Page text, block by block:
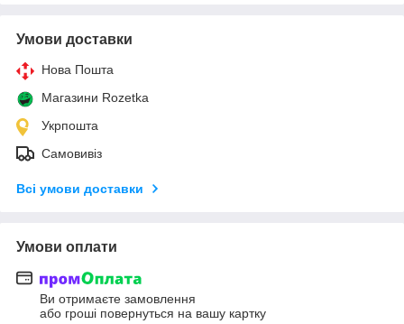
Умови доставки
Нова Пошта
Магазини Rozetka
Укрпошта
Самовивіз
Всі умови доставки
Умови оплати
Ви отримаєте замовлення
або гроші повернуться на вашу картку